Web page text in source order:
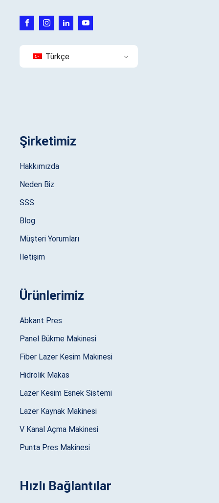
Türkçe
Şirketimiz
Hakkımızda
Neden Biz
SSS
Blog
Müşteri Yorumları
İletişim
Ürünlerimiz
Abkant Pres
Panel Bükme Makinesi
Fiber Lazer Kesim Makinesi
Hidrolik Makas
Lazer Kesim Esnek Sistemi
Lazer Kaynak Makinesi
V Kanal Açma Makinesi
Punta Pres Makinesi
Hızlı Bağlantılar